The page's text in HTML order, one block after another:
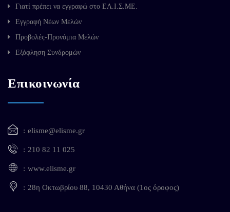
Γιατί πρέπει να εγγραφώ στο ΕΛ.Ι.Σ.ΜΕ.
Εγγραφή Νέων Μελών
Προβολές-Προνόμια Μελών
Εξόφληση Συνδρομών
Επικοινωνία
elisme@elisme.gr
210 82 11 025
www.elisme.gr
28η Οκτωβρίου 88, 10430 Αθήνα (1ος όροφος)